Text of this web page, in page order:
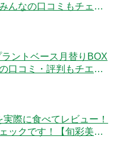
んなの口コミもチェッ
ントベース月替りBOX
口コミ・評判もチエッ
際に食べてレビュー！
ックです！【旬彩美